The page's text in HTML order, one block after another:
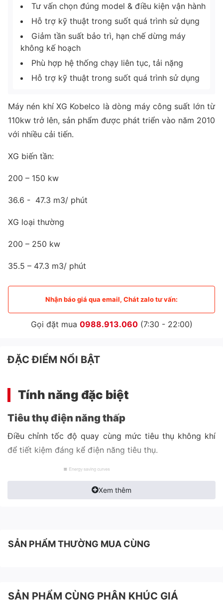
Tư vấn chọn đúng model & điều kiện vận hành
Hỗ trợ kỹ thuật trong suốt quá trình sử dụng
Giảm tần suất bảo trì, hạn chế dừng máy
không kế hoạch
Phù hợp hệ thống chạy liên tục, tải nặng
Hỗ trợ kỹ thuật trong suốt quá trình sử dụng
Máy nén khí XG Kobelco là dòng máy công suất lớn từ
110kw trở lên, sản phẩm được phát triển vào năm 2010
với nhiều cải tiến.
XG biến tần:
200 – 150 kw
36.6 - 47.3 m3/ phút
XG loại thường
200 – 250 kw
35.5 – 47.3 m3/ phút
Nhận báo giá qua email, Chát zalo tư vấn:
Gọi đặt mua 0988.913.060(7:30 - 22:00)
ĐẶC ĐIỂM NỔI BẬT
Tính năng đặc biệt
Tiêu thụ điện năng thấp
Điều chỉnh tốc độ quay cùng mức tiêu thụ không khí
để tiết kiệm đáng kể điện năng tiêu thụ.
Dao động áp lực được kiểm soát trong vòng
Xem thêm
SẢN PHẨM THƯỜNG MUA CÙNG
SẢN PHẨM CÙNG PHÂN KHÚC GIÁ